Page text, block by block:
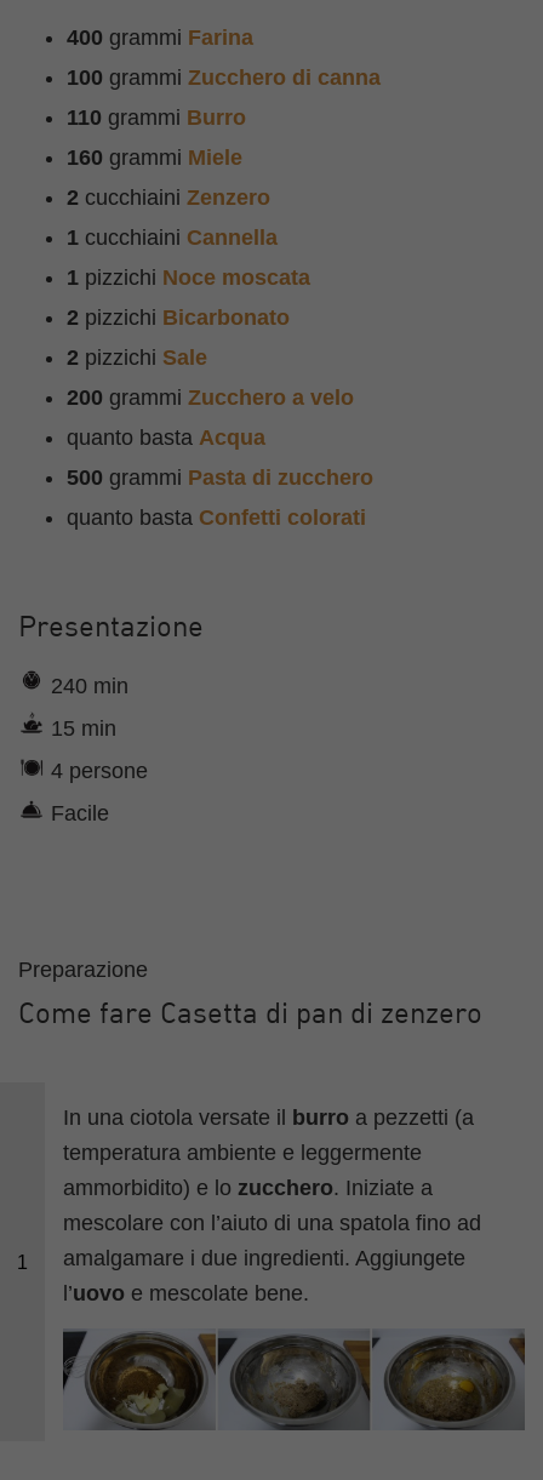
400 grammi Farina
100 grammi Zucchero di canna
110 grammi Burro
160 grammi Miele
2 cucchiaini Zenzero
1 cucchiaini Cannella
1 pizzichi Noce moscata
2 pizzichi Bicarbonato
2 pizzichi Sale
200 grammi Zucchero a velo
quanto basta Acqua
500 grammi Pasta di zucchero
quanto basta Confetti colorati
Presentazione
240 min
15 min
4 persone
Facile
Preparazione
Come fare Casetta di pan di zenzero
1
In una ciotola versate il burro a pezzetti (a
temperatura ambiente e leggermente
ammorbidito) e lo zucchero. Iniziate a
mescolare con l’aiuto di una spatola fino ad
amalgamare i due ingredienti. Aggiungete
l’uovo e mescolate bene.